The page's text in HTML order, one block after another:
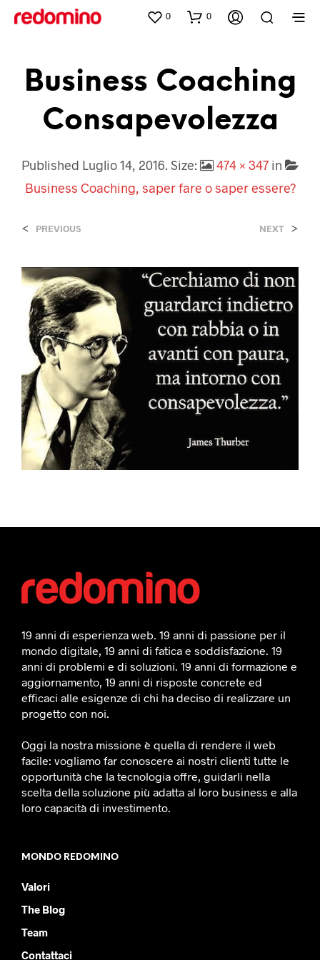
0 0
Business Coaching
Consapevolezza
Published Luglio 14, 2016. Size: 474 × 347 in
Business Coaching, saper fare o saper essere?
< PREVIOUS NEXT >
19 anni di esperienza web. 19 anni di passione per il
mondo digitale, 19 anni di fatica e soddisfazione. 19
anni di problemi e di soluzioni. 19 anni di formazione e
aggiornamento, 19 anni di risposte concrete ed
efficaci alle esigenze di chi ha deciso di realizzare un
progetto con noi.
Oggi la nostra missione è quella di rendere il web
facile: vogliamo far conoscere ai nostri clienti tutte le
opportunità che la tecnologia offre, guidarli nella
scelta della soluzione più adatta al loro business e alla
loro capacità di investimento.
MONDO REDOMINO
Valori
The Blog
Team
Contattaci